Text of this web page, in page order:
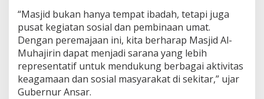
M
a
s
d
A
“Masjid bukan hanya tempat ibadah, tetapi juga
pusat kegiatan sosial dan pembinaan umat.
Dengan peremajaan ini, kita berharap Masjid Al-
Muhajirin dapat menjadi sarana yang lebih
representatif untuk mendukung berbagai aktivitas
keagamaan dan sosial masyarakat di sekitar,” ujar
Gubernur Ansar.